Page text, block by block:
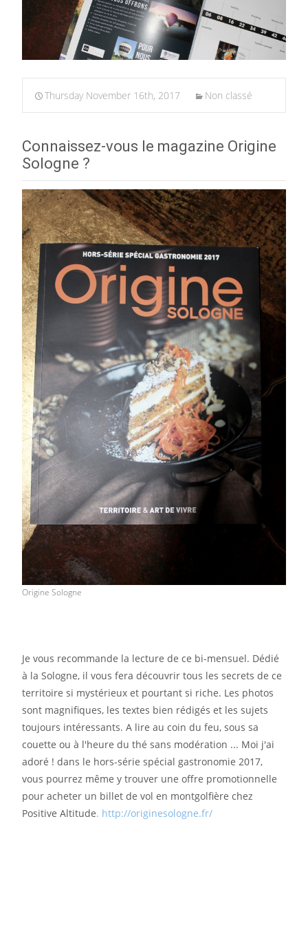
Thursday November 16th, 2017 Non classé
Connaissez-vous le magazine Origine
Sologne ?
Origine Sologne
Je vous recommande la lecture de ce bi-mensuel. Dédié
à la Sologne, il vous fera découvrir tous les secrets de ce
territoire si mystérieux et pourtant si riche. Les photos
sont magnifiques, les textes bien rédigés et les sujets
toujours intéressants. A lire au coin du feu, sous sa
couette ou à l'heure du thé sans modération ... Moi j'ai
adoré ! dans le hors-série spécial gastronomie 2017,
vous pourrez même y trouver une offre promotionnelle
pour acheter un billet de vol en montgolfière chez
Positive Altitude. http://originesologne.fr/